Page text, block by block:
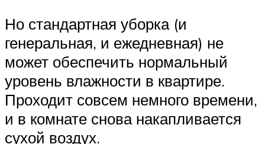
Но стандартная уборка (и
генеральная, и ежедневная) не
может обеспечить нормальный
уровень влажности в квартире.
Проходит совсем немного времени,
и в комнате снова накапливается
сухой воздух.